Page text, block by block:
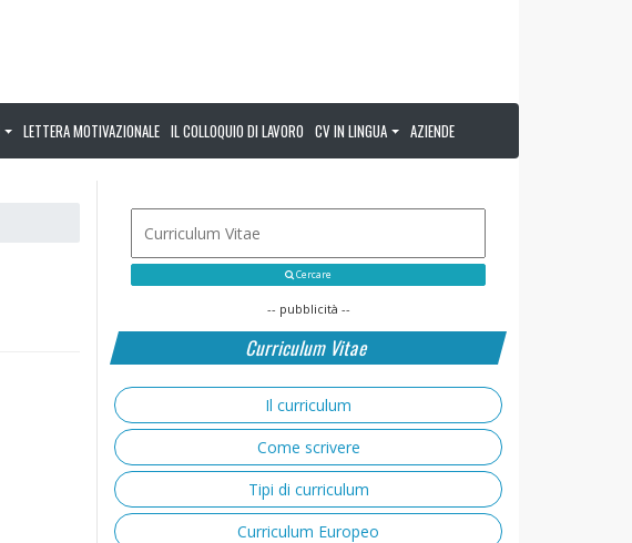
LETTERA MOTIVAZIONALE IL COLLOQUIO DI LAVORO CV IN LINGUA AZIENDE
Cercare
-- pubblicità --
Curriculum Vitae
Il curriculum
Come scrivere
Tipi di curriculum
Curriculum Europeo